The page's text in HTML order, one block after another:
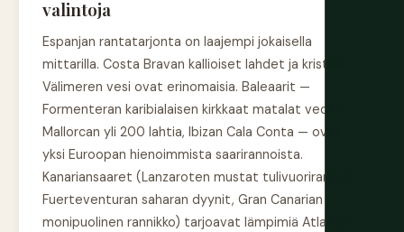
valintoja
Espanjan rantatarjonta on laajempi jokaisella
mittarilla. Costa Bravan kallioiset lahdet ja kristalli
Välimeren vesi ovat erinomaisia. Baleaarit —
Formenteran karibialaisen kirkkaat matalat vedet,
Mallorcan yli 200 lahtia, Ibizan Cala Conta — ovat
yksi Euroopan hienoimmista saarirannoista.
Kanariansaaret (Lanzaroten mustat tulivuorirannat,
Fuerteventuran saharan dyynit, Gran Canarian
monipuolinen rannikko) tarjoavat lämpimiä Atlantin